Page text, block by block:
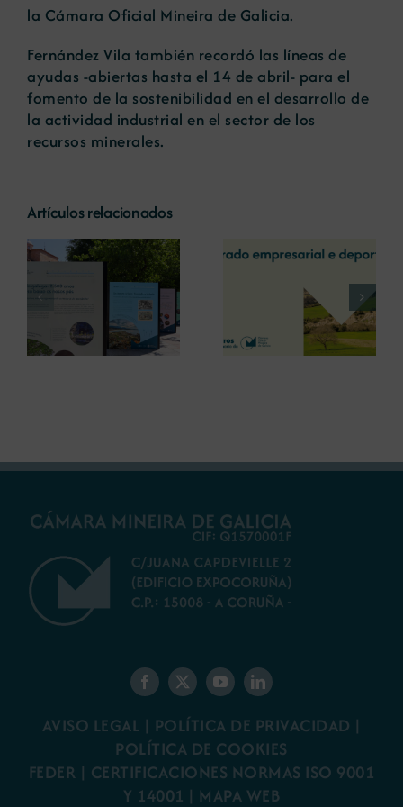
la Cámara Oficial Mineira de Galicia.
Fernández Vila también recordó las líneas de
ayudas -abiertas hasta el 14 de abril- para el
fomento de la sostenibilidad en el desarrollo de
la actividad industrial en el sector de los
recursos minerales.
Artículos relacionados
La COMG reúne a
dos líderes
empresarias con
motivo de su
Centenario para
debatir sobre el
La OIPE y el
CRETUS
presentan las
últimas
innovaciones en
restauración
AVISO LEGAL | POLÍTICA DE PRIVACIDAD |
POLÍTICA DE COOKIES
FEDER | CERTIFICACIONES NORMAS ISO 9001
Y 14001 | MAPA WEB